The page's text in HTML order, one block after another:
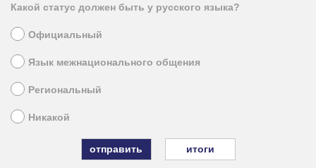
Какой статус должен быть у русского языка?
Официальный
Язык межнационального общения
Региональный
Никакой
итоги